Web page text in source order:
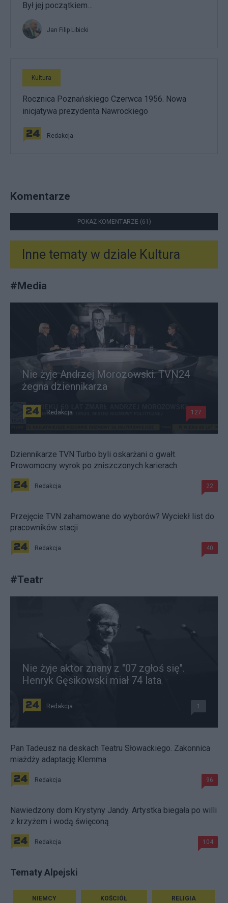
Był jej początkiem…
Jan Filip Libicki
Kultura
Rocznica Poznańskiego Czerwca 1956. Nowa
inicjatywa prezydenta Nawrockiego
Redakcja
Komentarze
POKAŻ KOMENTARZE (61)
Inne tematy w dziale Kultura
#Media
Nie żyje Andrzej Morozowski. TVN24
żegna dziennikarza
Redakcja 127
Dziennikarze TVN Turbo byli oskarżani o gwałt.
Prowomocny wyrok po zniszczonych karierach
Redakcja 22
Przejęcie TVN zahamowane do wyborów? Wyciekł list do
pracowników stacji
Redakcja 40
#Teatr
Nie żyje aktor znany z "07 zgłoś się".
Henryk Gęsikowski miał 74 lata
Redakcja 1
Pan Tadeusz na deskach Teatru Słowackiego. Zakonnica
miażdży adaptację Klemma
Redakcja 96
Nawiedzony dom Krystyny Jandy. Artystka biegała po willi
z krzyżem i wodą święconą
Redakcja 104
Tematy Alpejski
NIEMCY KOŚCIÓŁ RELIGIA